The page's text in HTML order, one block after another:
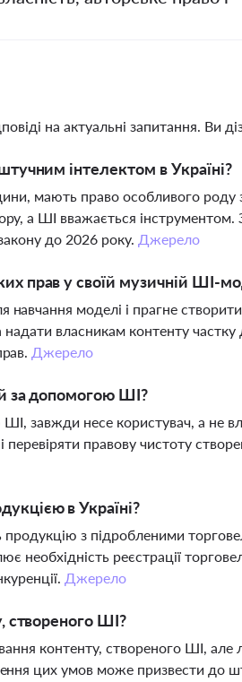
на актуальні запитання. Ви
інтелектом в Україні?
мають право особливого
а ШІ вважається
до 2026 року. Джерело
прав у своїй музичній ШІ-
моделі і прагне
власникам контенту частку
Джерело
за допомогою ШІ?
завжди несе користувач, а не
правову чистоту
в Україні?
продукцію з підробленими
необхідність реєстрації
Джерело
створеного ШІ?
контенту, створеного ШІ, але
цих умов може призвести до